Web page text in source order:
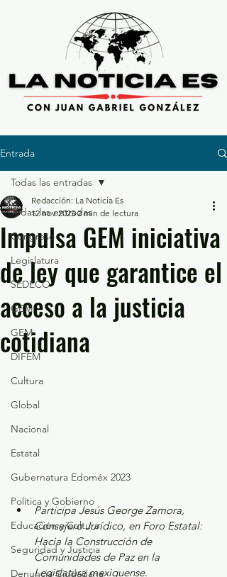
Entrada
Todas las entradas
Congreso
Legislatura
SEDECO
GEM
GEM
DIFEM
Cultura
Global
Nacional
Estatal
Gubernatura Edoméx 2023
Política y Gobierno
Educación y Cultura
Seguridad y Justicia
Denuncia Ciudadana
Todas las entradas
Impulsa GEM iniciativa
de ley que garantice el
acceso a la justicia
cotidiana
Redacción: La Noticia Es
12 nov 2025 2 min de lectura
Participa Jesús George Zamora,
Consejero Jurídico, en Foro Estatal:
Hacia la Construcción de
Comunidades de Paz en la
Legislatura mexiquense.